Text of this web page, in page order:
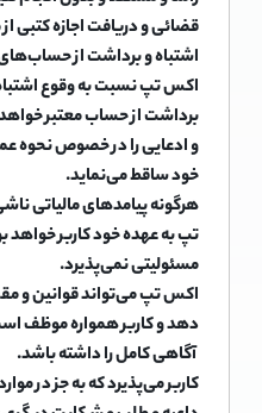
قضائی و دریافت اجازه
اشتباه و برداشت از
اکس تپ نسبت به وقوع
برداشت از حساب معتبر
و ادعایی را در خصوص نحوه
خود ساقط می‌نماید.
هرگونه پیامدهای مالیاتی
تپ به عهده خود کاربر
مسئولیتی نمی‌پذیرد.
اکس تپ می‌تواند قوانین و
دهد و کاربر همواره موظف
آگاهی کامل را داشته باشد.
کاربر می‌پذیرد که به جز در